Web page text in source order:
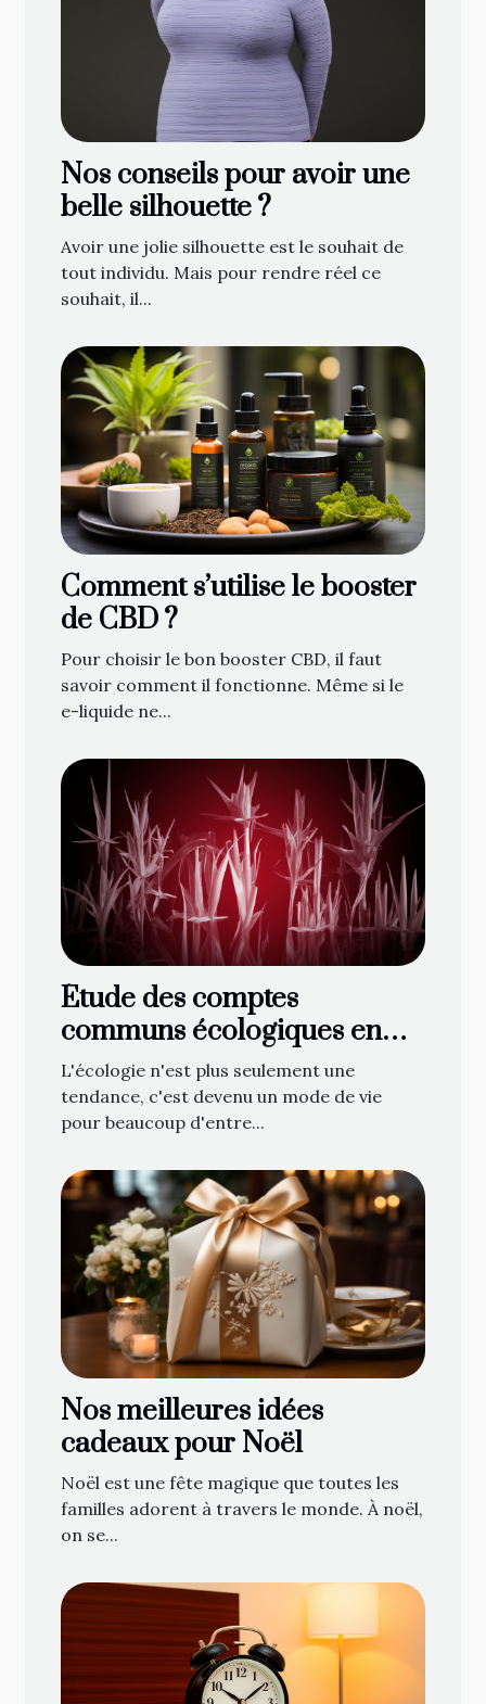
Nos conseils pour avoir une
belle silhouette ?
Avoir une jolie silhouette est le souhait de
tout individu. Mais pour rendre réel ce
souhait, il...
Comment s’utilise le booster
de CBD ?
Pour choisir le bon booster CBD, il faut
savoir comment il fonctionne. Même si le
e-liquide ne...
Étude des comptes
communs écologiques en
ligne : une nouvelle
tendance ?
L'écologie n'est plus seulement une
tendance, c'est devenu un mode de vie
pour beaucoup d'entre...
Nos meilleures idées
cadeaux pour Noël
Noël est une fête magique que toutes les
familles adorent à travers le monde. À noël,
on se...